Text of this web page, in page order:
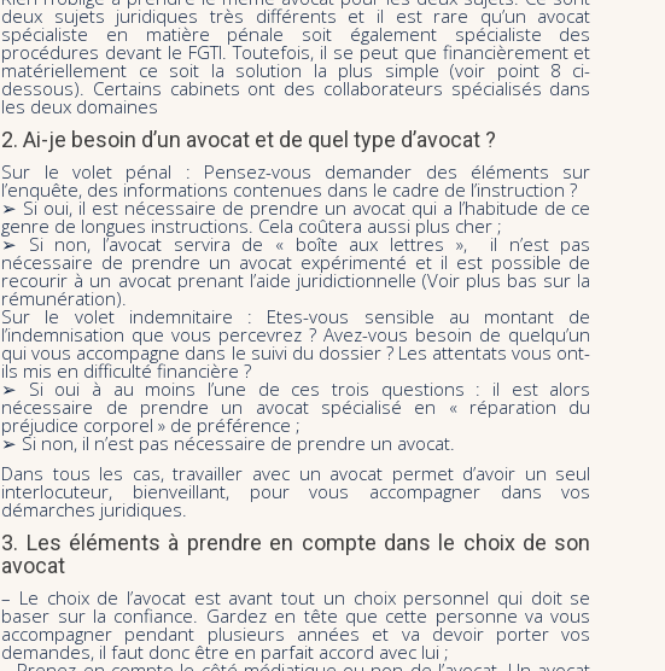
deux sujets juridiques très différents et il est rare qu’un avocat
spécialiste en matière pénale soit également spécialiste des
procédures devant le FGTI. Toutefois, il se peut que financièrement et
matériellement ce soit la solution la plus simple (voir point 8 ci-
dessous). Certains cabinets ont des collaborateurs spécialisés dans
les deux domaines
2. Ai-je besoin d’un avocat et de quel type d’avocat ?
Sur le volet pénal : Pensez-vous demander des éléments sur
l’enquête, des informations contenues dans le cadre de l’instruction ?
➢ Si oui, il est nécessaire de prendre un avocat qui a l’habitude de ce
genre de longues instructions. Cela coûtera aussi plus cher ;
➢ Si non, l’avocat servira de « boîte aux lettres », il n’est pas
nécessaire de prendre un avocat expérimenté et il est possible de
recourir à un avocat prenant l’aide juridictionnelle (Voir plus bas sur la
rémunération).
Sur le volet indemnitaire : Etes-vous sensible au montant de
l’indemnisation que vous percevrez ? Avez-vous besoin de quelqu’un
qui vous accompagne dans le suivi du dossier ? Les attentats vous ont-
ils mis en difficulté financière ?
➢ Si oui à au moins l’une de ces trois questions : il est alors
nécessaire de prendre un avocat spécialisé en « réparation du
préjudice corporel » de préférence ;
➢ Si non, il n’est pas nécessaire de prendre un avocat.
Dans tous les cas, travailler avec un avocat permet d’avoir un seul
interlocuteur, bienveillant, pour vous accompagner dans vos
démarches juridiques.
3. Les éléments à prendre en compte dans le choix de son
avocat
– Le choix de l’avocat est avant tout un choix personnel qui doit se
baser sur la confiance. Gardez en tête que cette personne va vous
accompagner pendant plusieurs années et va devoir porter vos
demandes, il faut donc être en parfait accord avec lui ;